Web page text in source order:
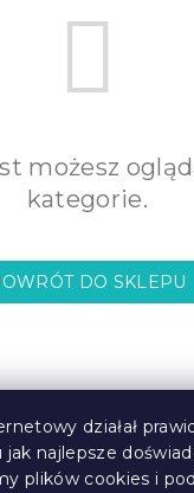
działał
najlepsze
plików cookies i
możesz
kategorie.
DO SKLEPU
Ciebie